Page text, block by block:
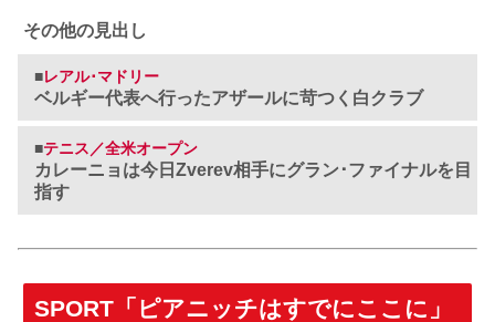
その他の見出し
■レアル･マドリー
ベルギー代表へ行ったアザールに苛つく白クラブ
■テニス／全米オープン
カレーニョは今日Zverev相手にグラン･ファイナルを目
指す
SPORT「ピアニッチはすでにここに」